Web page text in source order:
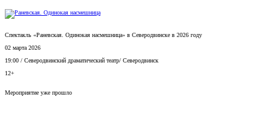
Спектакль «Раневская. Одинокая насмешница» в Северодвинске в 2026 году
02 марта 2026
19:00 / Северодвинский драматический театр/ Северодвинск
12+
Мероприятие уже прошло